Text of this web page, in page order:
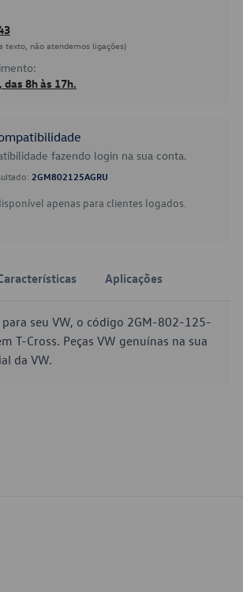
texto, não atendemos ligações)
8h às 17h.
fazendo login na sua conta.
2GM802125AGRU
apenas para clientes logados.
Aplicações
seu VW, o código 2GM-802-125-
T-Cross. Peças VW genuínas na sua
da VW.